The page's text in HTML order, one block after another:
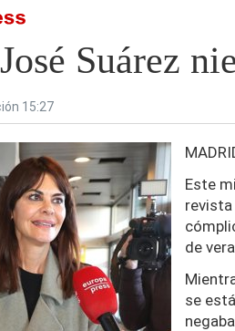
Suárez
15:27
Este
revista
de
se